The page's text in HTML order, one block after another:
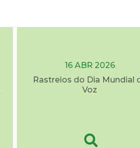
16 ABR 2026
Rastreios do Dia Mundial
Voz